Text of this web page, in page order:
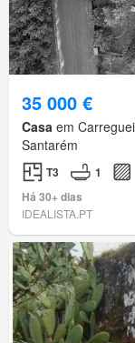
35 000 €
Casa em
Santarém
T3 1
Há 30+ dias
IDEALISTA.PT